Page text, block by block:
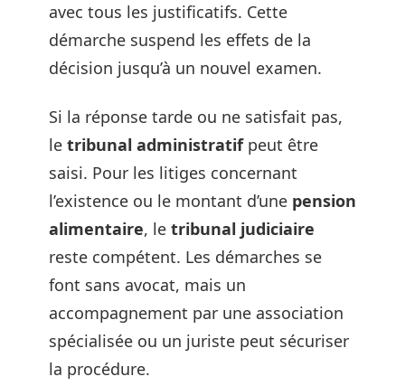
avec tous les justificatifs. Cette
démarche suspend les effets de la
décision jusqu’à un nouvel examen.
Si la réponse tarde ou ne satisfait pas,
le tribunal administratifpeut être
saisi. Pour les litiges concernant
l’existence ou le montant d’une pension
alimentaire, le tribunal judiciaire
reste compétent. Les démarches se
font sans avocat, mais un
accompagnement par une association
spécialisée ou un juriste peut sécuriser
la procédure.